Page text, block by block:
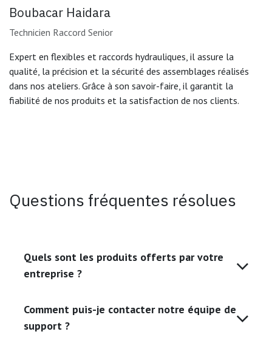
Boubacar Haidara
Technicien Raccord Senior
Expert en flexibles et raccords hydrauliques, il assure la
qualité, la précision et la sécurité des assemblages réalisés
dans nos ateliers. Grâce à son savoir-faire, il garantit la
fiabilité de nos produits et la satisfaction de nos clients.
Questions fréquentes résolues
Quels sont les produits offerts par votre
entreprise ?
Comment puis-je contacter notre équipe de
support ?